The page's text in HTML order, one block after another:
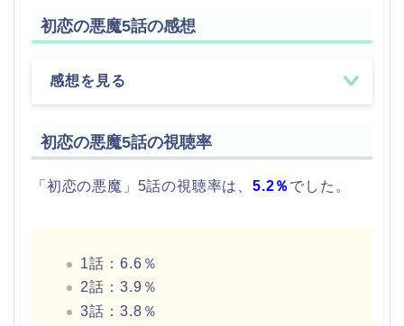
初恋の悪魔5話の感想
感想を見る
初恋の悪魔5話の視聴率
「初恋の悪魔」5話の視聴率は、 5.2％ でした。
1話：6.6％
2話：3.9％
3話：3.8％